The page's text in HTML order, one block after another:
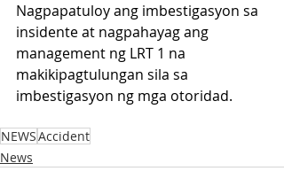
Nagpapatuloy ang imbestigasyon sa
insidente at nagpahayag ang
management ng LRT 1 na
makikipagtulungan sila sa
imbestigasyon ng mga otoridad.
NEWSAccident
News